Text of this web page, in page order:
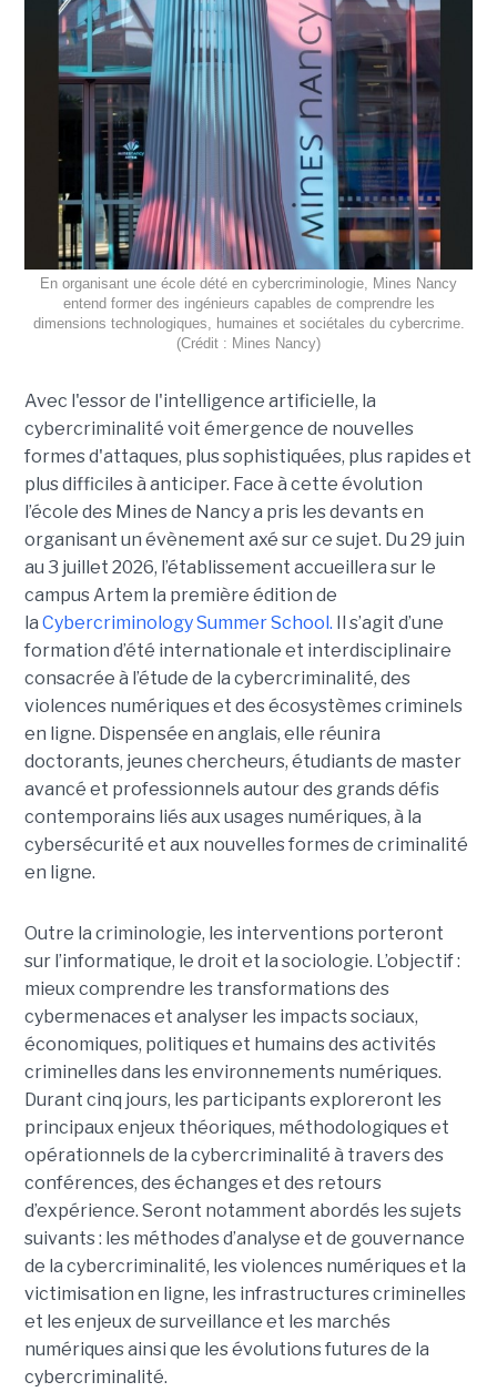
En organisant une école dété en cybercriminologie, Mines Nancy
entend former des ingénieurs capables de comprendre les
dimensions technologiques, humaines et sociétales du cybercrime.
(Crédit : Mines Nancy)
Avec l'essor de l'intelligence artificielle, la
cybercriminalité voit émergence de nouvelles
formes d'attaques, plus sophistiquées, plus rapides et
plus difficiles à anticiper. Face à cette évolution
l’école des Mines de Nancy a pris les devants en
organisant un évènement axé sur ce sujet. Du 29 juin
au 3 juillet 2026, l’établissement accueillera sur le
campus Artem la première édition de
la Cybercriminology Summer School. Il s’agit d’une
formation d’été internationale et interdisciplinaire
consacrée à l’étude de la cybercriminalité, des
violences numériques et des écosystèmes criminels
en ligne. Dispensée en anglais, elle réunira
doctorants, jeunes chercheurs, étudiants de master
avancé et professionnels autour des grands défis
contemporains liés aux usages numériques, à la
cybersécurité et aux nouvelles formes de criminalité
en ligne.
Outre la criminologie, les interventions porteront
sur l’informatique, le droit et la sociologie. L’objectif :
mieux comprendre les transformations des
cybermenaces et analyser les impacts sociaux,
économiques, politiques et humains des activités
criminelles dans les environnements numériques.
Durant cinq jours, les participants exploreront les
principaux enjeux théoriques, méthodologiques et
opérationnels de la cybercriminalité à travers des
conférences, des échanges et des retours
d’expérience. Seront notamment abordés les sujets
suivants : les méthodes d’analyse et de gouvernance
de la cybercriminalité, les violences numériques et la
victimisation en ligne, les infrastructures criminelles
et les enjeux de surveillance et les marchés
numériques ainsi que les évolutions futures de la
cybercriminalité.